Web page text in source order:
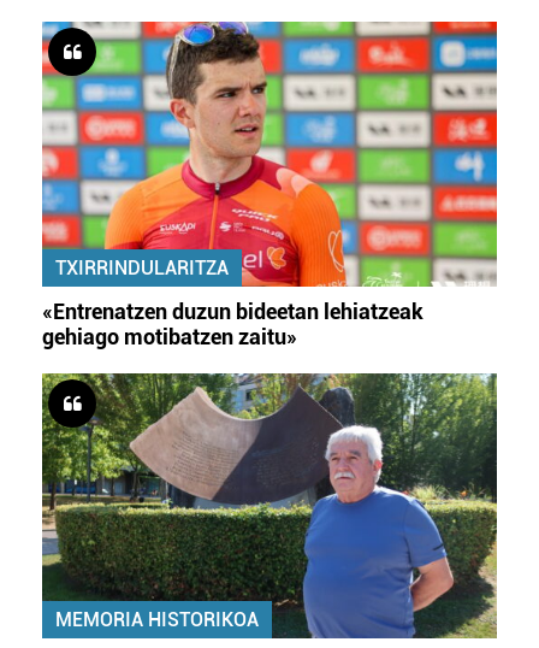
TXIRRINDULARITZA
«Entrenatzen duzun bideetan lehiatzeak
gehiago motibatzen zaitu»
MEMORIA HISTORIKOA